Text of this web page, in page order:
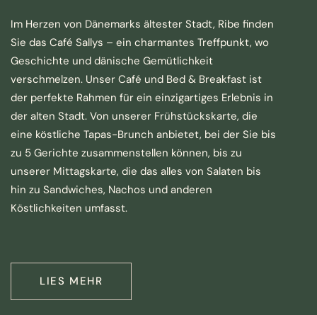
Im Herzen von Dänemarks ältester Stadt, Ribe finden
Sie das Café Sallys – ein charmantes Treffpunkt, wo
Geschichte und dänische Gemütlichkeit
verschmelzen. Unser Café und Bed & Breakfast ist
der perfekte Rahmen für ein einzigartiges Erlebnis in
der alten Stadt. Von unserer Frühstückskarte, die
eine köstliche Tapas-Brunch anbietet, bei der Sie bis
zu 5 Gerichte zusammenstellen können, bis zu
unserer Mittagskarte, die das alles von Salaten bis
hin zu Sandwiches, Nachos und anderen
Köstlichkeiten umfasst.
LIES MEHR